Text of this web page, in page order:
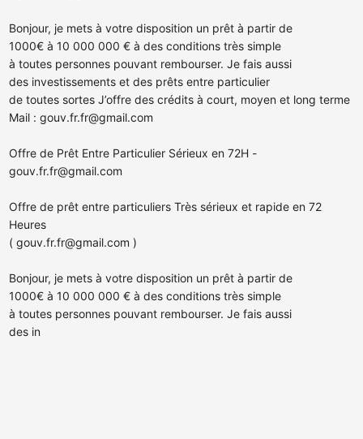
Bonjour, je mets à votre disposition un prêt à partir de
1000€ à 10 000 000 € à des conditions très simple
à toutes personnes pouvant rembourser. Je fais aussi
des investissements et des prêts entre particulier
de toutes sortes J’offre des crédits à court, moyen et long terme
Mail : gouv.fr.fr@gmail.com
Offre de Prêt Entre Particulier Sérieux en 72H -
gouv.fr.fr@gmail.com
Offre de prêt entre particuliers Très sérieux et rapide en 72
Heures
( gouv.fr.fr@gmail.com )
Bonjour, je mets à votre disposition un prêt à partir de
1000€ à 10 000 000 € à des conditions très simple
à toutes personnes pouvant rembourser. Je fais aussi
des in